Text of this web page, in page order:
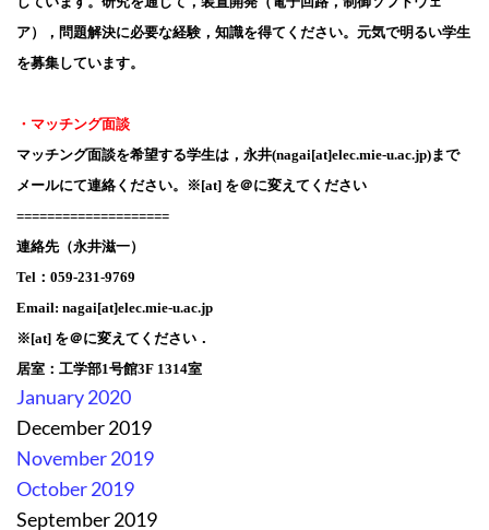
ア），問題解決に必要な経験，知識を得てください。元気で明るい学生
を募集しています。
・マッチング面談
マッチング面談を希望する学生は，永井(nagai[at]elec.mie-u.ac.jp)まで
メールにて連絡ください。※[at] を＠に変えてください
====================
連絡先（永井滋一）
Tel：059-231-9769
Email: nagai[at]elec.mie-u.ac.jp
※[at] を＠に変えてください．
居室：工学部1号館3F 1314室
January 2020
December 2019
November 2019
October 2019
September 2019